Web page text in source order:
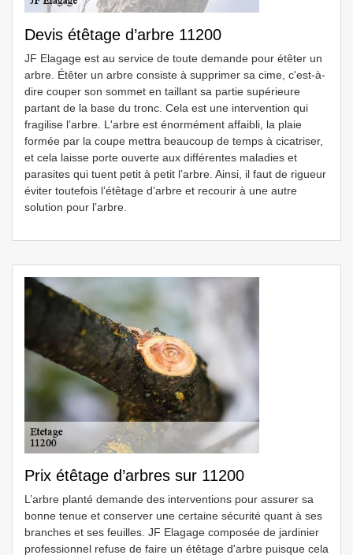
Devis étêtage d’arbre 11200
JF Elagage est au service de toute demande pour étêter un
arbre. Étêter un arbre consiste à supprimer sa cime, c'est-à-
dire couper son sommet en taillant sa partie supérieure
partant de la base du tronc. Cela est une intervention qui
fragilise l’arbre. L'arbre est énormément affaibli, la plaie
formée par la coupe mettra beaucoup de temps à cicatriser,
et cela laisse porte ouverte aux différentes maladies et
parasites qui tuent petit à petit l’arbre. Ainsi, il faut de rigueur
éviter toutefois l’étêtage d’arbre et recourir à une autre
solution pour l’arbre.
Prix étêtage d’arbres sur 11200
L’arbre planté demande des interventions pour assurer sa
bonne tenue et conserver une certaine sécurité quant à ses
branches et ses feuilles. JF Elagage composée de jardinier
professionnel refuse de faire un étêtage d'arbre puisque cela